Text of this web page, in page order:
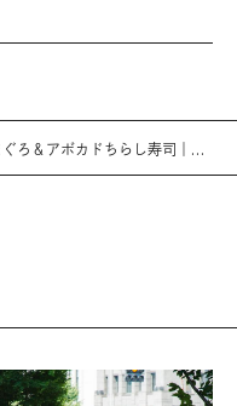
ろ＆アボカドちらし寿司｜週